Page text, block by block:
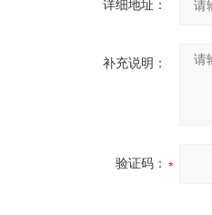
详细地址：
补充说明：
验证码：